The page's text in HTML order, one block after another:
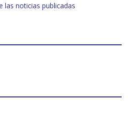
las noticias publicadas